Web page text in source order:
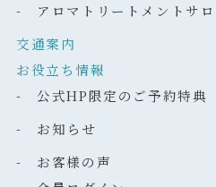
- アロマトリートメントサロ
交通案内
お役立ち情報
- 公式HP限定のご予約特典
- お知らせ
- お客様の声